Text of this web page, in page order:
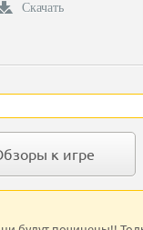
Скачать
к игре